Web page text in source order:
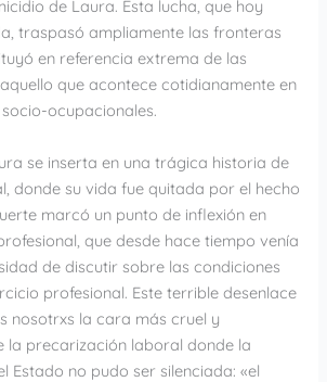
de Laura. Esta lucha, que hoy
traspasó ampliamente las fronteras
en referencia extrema de las
que acontece cotidianamente en
ocupacionales.
se inserta en una trágica historia de
donde su vida fue quitada por el hecho
marcó un punto de inflexión en
que desde hace tiempo venía
de discutir sobre las condiciones
profesional. Este terrible desenlace
nosotrxs la cara más cruel y
la precarización laboral donde la
Estado no pudo ser silenciada: «el